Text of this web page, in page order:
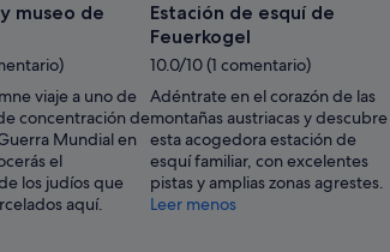
museo de
viaje a uno de
concentración de
Mundial en
el
los judíos que
aquí.
Estación de esquí de
Feuerkogel
10.0/10 (1 comentario)
Adéntrate en el corazón de las
montañas austriacas y descubre
esta acogedora estación de
esquí familiar, con excelentes
pistas y amplias zonas agrestes.
Leer menos